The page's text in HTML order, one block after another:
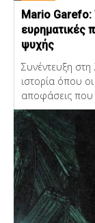
Mario Garefo:
ευρηματικές
ψυχής
Συνέντευξη στη
ιστορία όπου
αποφάσεις που